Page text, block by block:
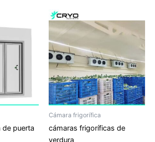
puerta
Cámara frigorífica
cámaras frigoríficas de
verdura